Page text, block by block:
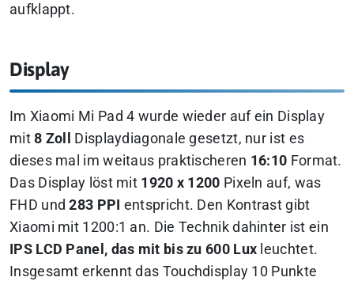
aufklappt.
Display
Im Xiaomi Mi Pad 4 wurde wieder auf ein Display
mit8 Zoll
Displaydiagonale gesetzt, nur ist es
dieses mal im weitaus praktischeren 16:10 Format.
Das Display löst mit 1920 x 1200 Pixeln auf, was
FHD und283 PPI entspricht. Den Kontrast gibt
Xiaomi mit 1200:1 an. Die Technik dahinter ist ein
IPS LCD Panel, das mit bis zu 600 Lux leuchtet.
Insgesamt erkennt das Touchdisplay 10 Punkte